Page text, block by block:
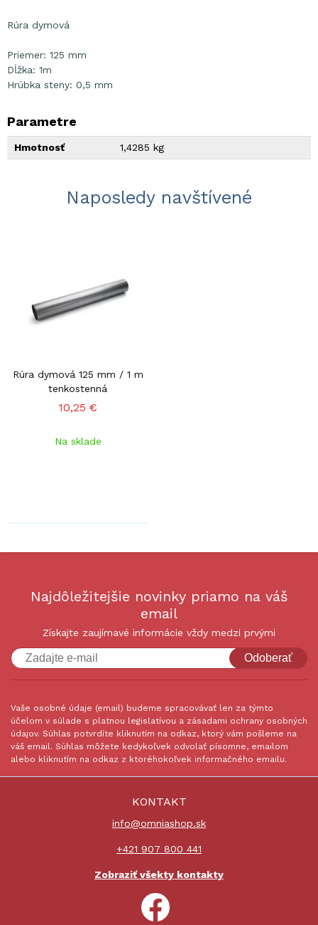
Parametre
Hmotnosť 1,4285 kg
Rúra dymová
Priemer: 125 mm
Dĺžka: 1m
Hrúbka steny: 0,5 mm
Naposledy navštívené
Rúra dymová 125 mm / 1 m
tenkostenná
10,25 €
Na sklade
Najdôležitejšie novinky priamo na váš
email
Získajte zaujímavé informácie vždy medzi prvými
Odoberať
Vaše osobné údaje (email) budeme spracovávať len za týmto
účelom v súlade s platnou legislatívou a zásadami ochrany osobných
údajov. Súhlas potvrdíte kliknutím na odkaz, ktorý vám pošleme na
váš email. Súhlas môžete kedykoľvek odvolať písomne, emailom
alebo kliknutím na odkaz z ktoréhokoľvek informačného emailu.
KONTAKT
info@omniashop.sk
+421 907 800 441
Zobraziť všekty kontakty